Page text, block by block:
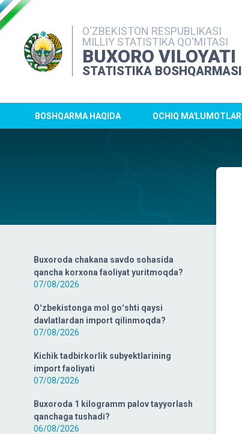
O‘ZBEKISTON RESPUBLIKASI
MILLIY STATISTIKA QO‘MITASI
BUXORO VILOYATI
STATISTIKA BOSHQARMASI
BOSHQARMA HAQIDA OCHIQ MA'LUMOTLAR
Buxoroda chakana savdo sohasida
qancha korxona faoliyat yuritmoqda?
07/08/2026
Oʻzbekistonga mol goʻshti qaysi
davlatlardan import qilinmoqda?
07/08/2026
Kichik tadbirkorlik subyektlarining
import faoliyati
07/08/2026
Buxoroda 1 kilogramm palov tayyorlash
qanchaga tushadi?
06/08/2026